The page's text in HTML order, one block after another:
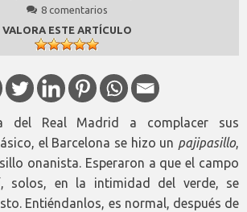
8 comentarios
VALORA ESTE ARTÍCULO
del Real Madrid a complacer sus
el Barcelona se hizo un pajipasillo,
onanista. Esperaron a que el campo
solos, en la intimidad del verde, se
Entiéndanlos, es normal, después de